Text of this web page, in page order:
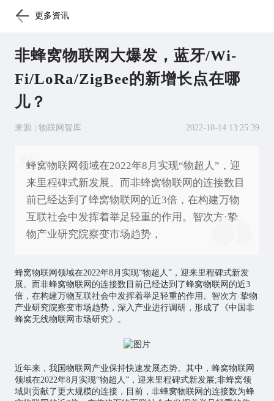
更多资讯
非蜂窝物联网大爆发，蓝牙/Wi-
Fi/LoRa/ZigBee的新增长点在哪
儿？
来源 | 物联网智库 2022-10-14 13:25:39
蜂窝物联网领域在2022年8月实现“物超人”，迎
来里程碑式新发展。而非蜂窝物联网的连接数目
前已经达到了蜂窝物联网的近3倍，在构建万物
互联社会中发挥着举足轻重的作用。智次方·挚
物产业研究院察变市场趋势，
蜂窝物联网 领域在2022年8月实现“物超人”，迎来里程碑式新发
展。而非蜂窝物联网的连接数目前已经达到了蜂窝物联网的近3
倍，在构建万物互联社会中发挥着举足轻重的作用。智次方·挚物
产业研究院察变市场趋势，深入产业进行调研，形成了《中国非
蜂窝无线物联网市场研究》。
近年来，我国物联网产业保持快速发展态势。其中，蜂窝物联网
领域在2022年8月实现“物超人”，迎来里程碑式新发展;非蜂窝领
域则贡献了更大规模的连接，目前，非蜂窝物联网的连接数为蜂